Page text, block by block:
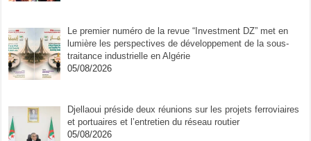
Le premier numéro de la revue “Investment DZ” met en
lumière les perspectives de développement de la sous-
traitance industrielle en Algérie
05/08/2026
Djellaoui préside deux réunions sur les projets ferroviaires
et portuaires et l’entretien du réseau routier
05/08/2026